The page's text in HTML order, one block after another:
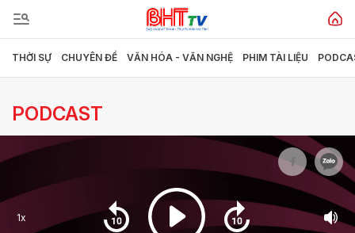
THỜI SỰ CHUYÊN ĐỀ VĂN HÓA - VĂN NGHỆ PHIM TÀI LIỆU
PODCAST
1x
Gửi bình luận